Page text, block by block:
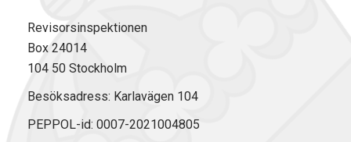
F
c
e
b
o
L
n
k
e
I
X
w
i
t
Revisorsinspektionen
Box 24014
104 50 Stockholm
Besöksadress: Karlavägen 104
PEPPOL-id: 0007-2021004805